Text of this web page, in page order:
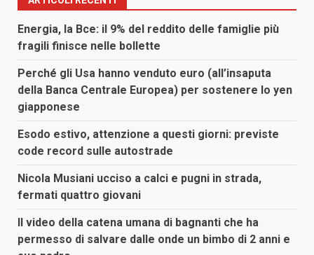
Energia, la Bce: il 9% del reddito delle famiglie più
fragili finisce nelle bollette
Perché gli Usa hanno venduto euro (all’insaputa
della Banca Centrale Europea) per sostenere lo yen
giapponese
Esodo estivo, attenzione a questi giorni: previste
code record sulle autostrade
Nicola Musiani ucciso a calci e pugni in strada,
fermati quattro giovani
Il video della catena umana di bagnanti che ha
permesso di salvare dalle onde un bimbo di 2 anni e